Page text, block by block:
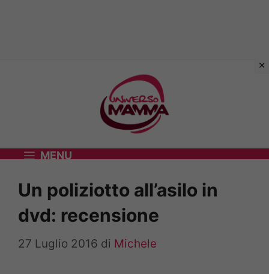
MENU
Un poliziotto all’asilo in
dvd: recensione
27 Luglio 2016 di Michele